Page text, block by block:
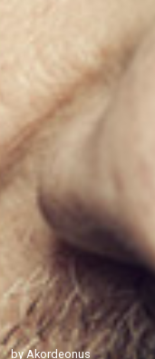
by Akordeonus